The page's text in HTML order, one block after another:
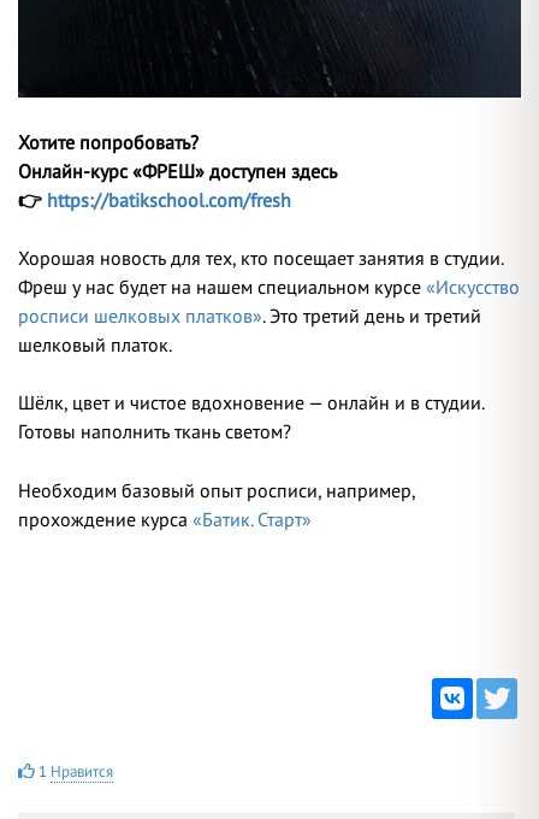
Хотите попробовать?
Онлайн-курс «ФРЕШ» доступен здесь
👉 https://batikschool.com/fresh
Хорошая новость для тех, кто посещает занятия в студии.
Фреш у нас будет на нашем специальном курсе «Искусство
росписи шелковых платков».Это третий день и третий
шелковый платок.
Шёлк, цвет и чистое вдохновение — онлайн и в студии.
Готовы наполнить ткань светом?
Необходим базовый опыт росписи, например,
прохождение курса «Батик. Старт»
1 Нравится